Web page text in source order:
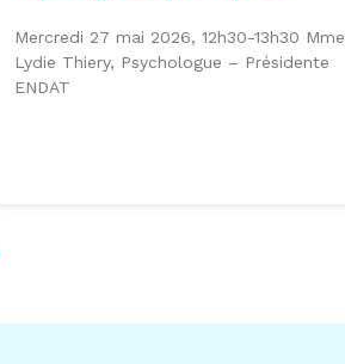
Mercredi 27 mai 2026, 12h30-13h30 Mme
Lydie Thiery, Psychologue – Présidente
ENDAT